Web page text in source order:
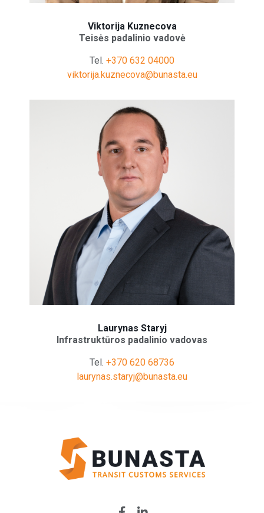
Viktorija Kuznecova
Teisės padalinio vadovė
Tel. +370 632 04000
viktorija.kuznecova@bunasta.eu
Laurynas Staryj
Infrastruktūros padalinio vadovas
Tel. +370 620 68736
laurynas.staryj@bunasta.eu